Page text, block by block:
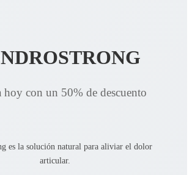
hoy con un 50% de descuento
es la solución natural para aliviar el dolor
articular.